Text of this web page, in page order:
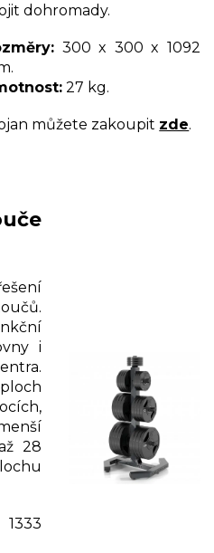
dohromady.
300 x 300 x 1092
27 kg.
můžete zakoupit zde.
i
28